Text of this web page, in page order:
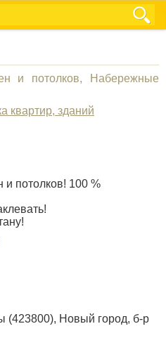
и потолков, Набережные
квартир, зданий
и потолков! 100 %
(423800), Новый город, б-р